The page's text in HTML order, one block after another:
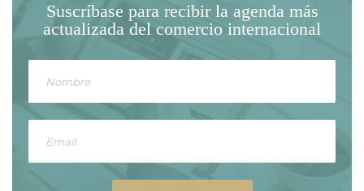
Suscríbase para recibir la agendamás
actualizada del comercio internacional